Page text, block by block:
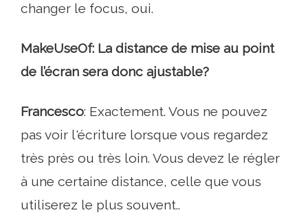
changer le focus, oui.
MakeUseOf: La distance de mise au point
de l’écran sera donc ajustable?
Francesco: Exactement. Vous ne pouvez
pas voir l'écriture lorsque vous regardez
très près ou très loin. Vous devez le régler
à une certaine distance, celle que vous
utiliserez le plus souvent..